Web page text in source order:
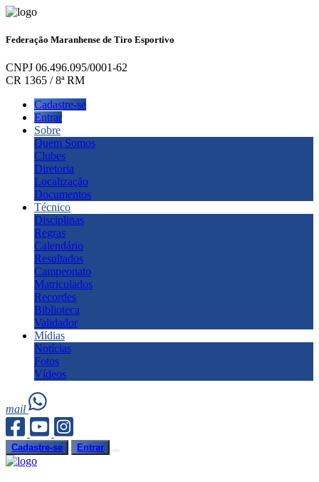
Federação Maranhense de Tiro Esportivo
CNPJ 06.496.095/0001-62
CR 1365 / 8ª RM
Cadastre-se
Entrar
Sobre
Quem Somos
Clubes
Diretoria
Localização
Documentos
Técnico
Disciplinas
Regras
Calendário
Resultados
Campeonato
Matriculados
Recordes
Biblioteca
Validador
Mídias
Notícias
Fotos
Vídeos
mail
Cadastre-se Entrar